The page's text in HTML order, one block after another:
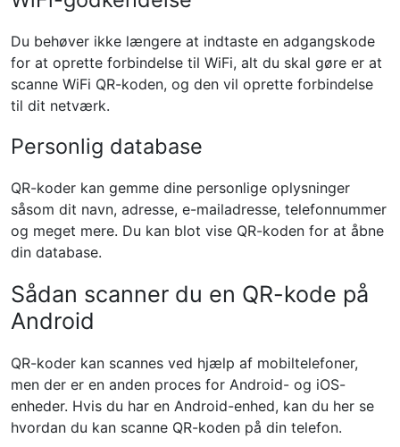
Du behøver ikke længere at indtaste en adgangskode
for at oprette forbindelse til WiFi, alt du skal gøre er at
scanne WiFi QR-koden, og den vil oprette forbindelse
til dit netværk.
Personlig database
QR-koder kan gemme dine personlige oplysninger
såsom dit navn, adresse, e-mailadresse, telefonnummer
og meget mere. Du kan blot vise QR-koden for at åbne
din database.
Sådan scanner du en QR-kode på
Android
QR-koder kan scannes ved hjælp af mobiltelefoner,
men der er en anden proces for Android- og iOS-
enheder. Hvis du har en Android-enhed, kan du her se
hvordan du kan scanne QR-koden på din telefon.